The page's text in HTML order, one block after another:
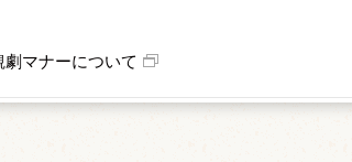
マナーについて